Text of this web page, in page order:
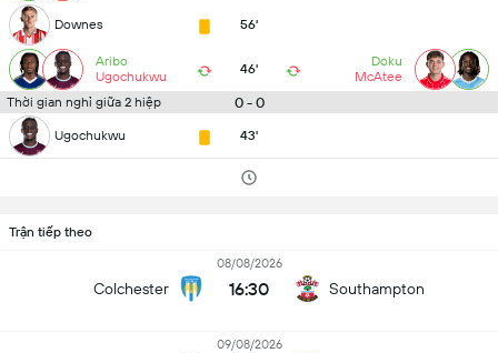
Downes 56'
Aribo
Ugochukwu
46'
Doku
McAtee
Thời gian nghỉ giữa 2 hiệp
0 - 0
Ugochukwu 43'
Trận tiếp theo
Colchester
08/08/2026
16:30 Southampton
09/08/2026